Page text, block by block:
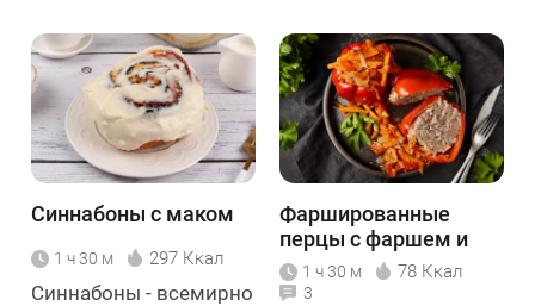
Синнабоны с маком
1 ч 30 м 297 Ккал
Синнабоны - всемирно
Фаршированные
перцы с фаршем и
рисом
1 ч 30 м 78 Ккал
3